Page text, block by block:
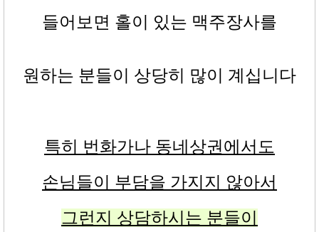
들어보면 홀이 있는 맥주장사를
원하는 분들이 상당히 많이 계십니다
특히 번화가나 동네상권에서도
손님들이 부담을 가지지 않아서
그런지 상담하시는 분들이